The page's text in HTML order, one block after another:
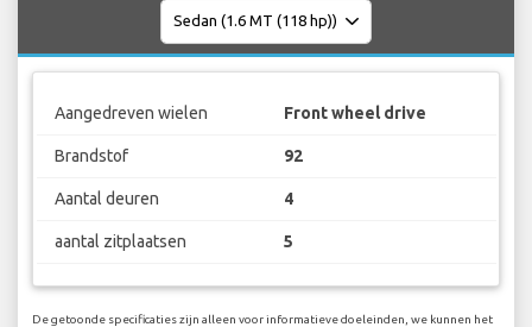
Aangedreven wielen Front wheel drive
Brandstof 92
Aantal deuren 4
aantal zitplaatsen 5
De getoonde specificaties zijn alleen voor informatieve doeleinden, we kunnen het